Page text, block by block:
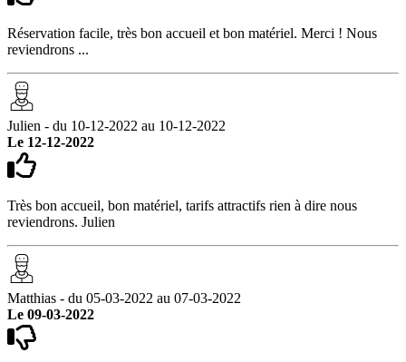
Réservation facile, très bon accueil et bon matériel. Merci ! Nous
reviendrons ...
Julien - du 10-12-2022 au 10-12-2022
Le 12-12-2022
Très bon accueil, bon matériel, tarifs attractifs rien à dire nous
reviendrons. Julien
Matthias - du 05-03-2022 au 07-03-2022
Le 09-03-2022